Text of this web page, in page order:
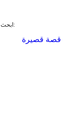
ابحث ابحث عن:
قصة قصيرة